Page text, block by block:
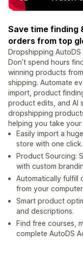
Save time finding
orders from top
Dropshipping
Don’t spend hours
winning products
shipping. Automate
import, product
product edits, and AI
dropshipping
helping you take
Easily import a
store with one click.
Product Sourcing:
with custom
Automatically fulfill
from your computer.
Smart product
and descriptions.
Find free courses,
complete AutoDS